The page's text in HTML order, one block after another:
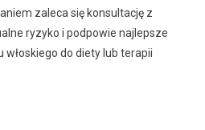
zaleca się konsultację z
ryzyko i podpowie najlepsze
do diety lub terapii